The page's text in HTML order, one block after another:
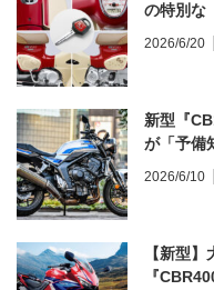
の特別な
2026/6/20
新型『
が「予備
2026/6/10
【新型
『